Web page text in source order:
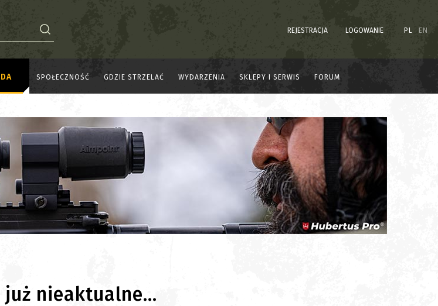
REJESTRACJA LOGOWANIE PL EN
SPOŁECZNOŚĆ GDZIE STRZELAĆ WYDARZENIA SKLEPY I SERWIS FORUM
już nieaktualne...